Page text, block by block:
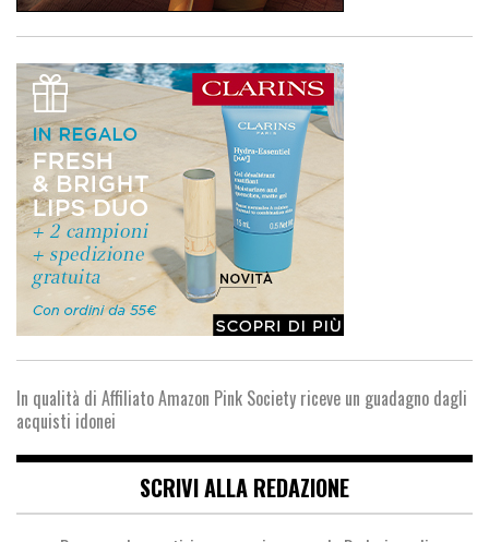
In qualità di Affiliato Amazon Pink Society riceve un guadagno dagli
acquisti idonei
SCRIVI ALLA REDAZIONE